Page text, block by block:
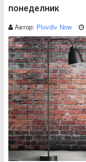
понеделник
Автор: Plovdiv Now